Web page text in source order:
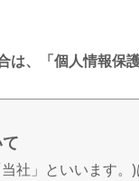
は、「個人情報保
当社」といいます